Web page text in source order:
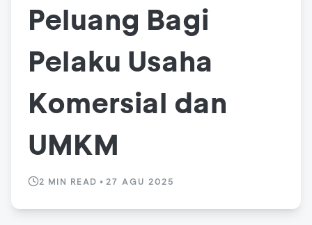
Peluang Bagi
Pelaku Usaha
Komersial dan
UMKM
2 MIN READ • 27 AGU 2025